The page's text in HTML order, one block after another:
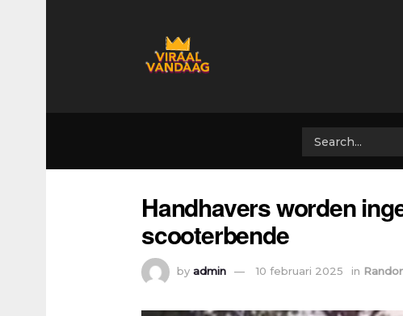
Handhavers worden
scooterbende
by admin 10 februari 2025 in